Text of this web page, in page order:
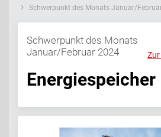
Schwerpunkt des Monats Januar/
Schwerpunkt des Monats
Januar/Februar 2024
Energiespeicher